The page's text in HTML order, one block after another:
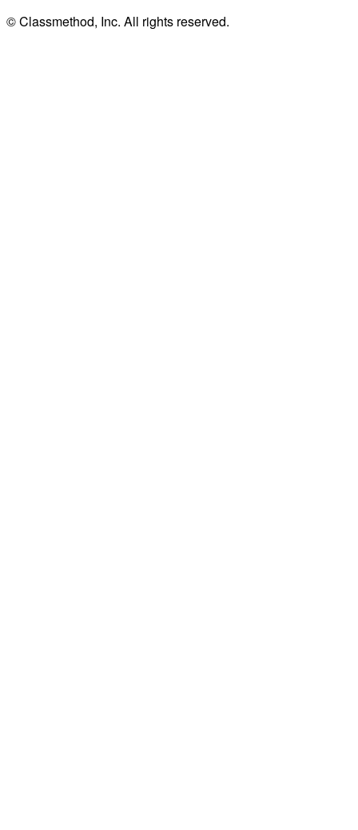
© Classmethod, Inc. All rights reserved.